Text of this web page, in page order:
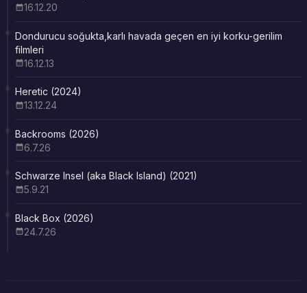
16.12.20
Dondurucu soğukta,karlı havada geçen en iyi korku-gerilim
filmleri
16.12.13
Heretic (2024)
13.12.24
Backrooms (2026)
6.7.26
Schwarze Insel (aka Black Island) (2021)
5.9.21
Black Box (2026)
24.7.26